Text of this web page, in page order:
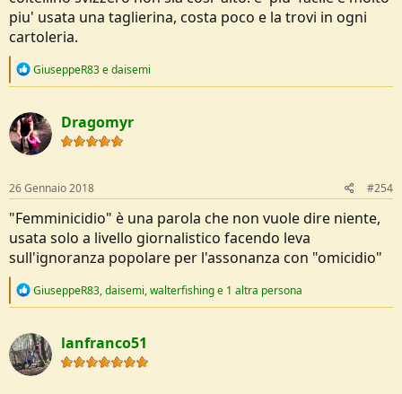
piu' usata una taglierina, costa poco e la trovi in ogni
cartoleria.
R
c
t
i
o
s
:
GiuseppeR83edaisemi
Dragomyr
26 Gennaio 2018 #254
"Femminicidio" è una parola che non vuole dire niente,
usata solo a livello giornalistico facendo leva
sull'ignoranza popolare per l'assonanza con "omicidio"
R
c
t
i
o
GiuseppeR83,daisemi,walterfishinge 1 altra persona
lanfranco51